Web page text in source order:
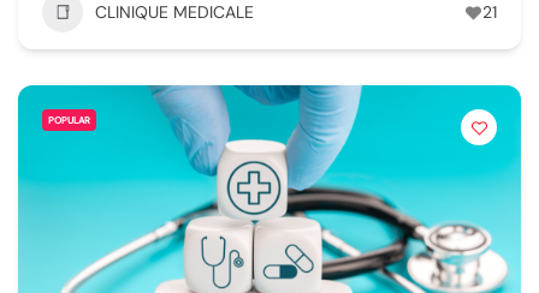
CLINIQUE MEDICALE 21
POPULAR